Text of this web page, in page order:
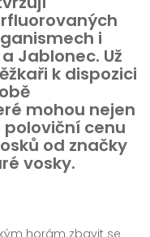
i
Jablonec. Už
k dispozici
mohou nejen
cenu
od značky
vosky.